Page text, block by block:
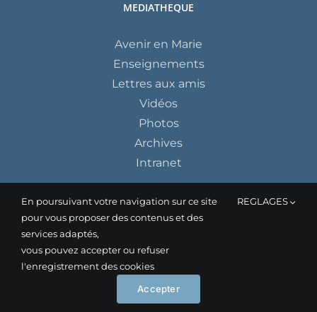
MEDIATHEQUE
Avenir en Marie
Enseignements
Lettres aux amis
Vidéos
Photos
Archives
Intranet
InstagramFacebook
En poursuivant votre navigation sur ce site
pour vous proposer des contenus et des
services adaptés,
vous pouvez accepter ou refuser
l'enregistrement des cookies
REGLAGES
Accepter